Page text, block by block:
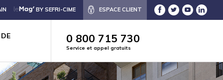
BY SEFRI-CIME ESPACE CLIENT
0 800 715 730
Service et appel gratuits